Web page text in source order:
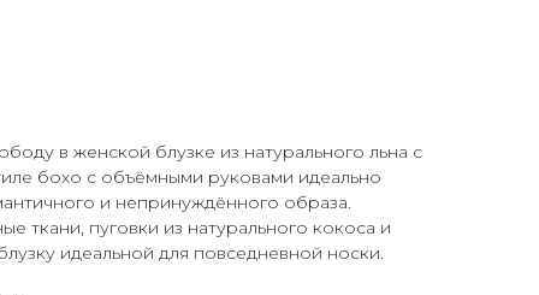
в женской блузке из натурального льна с
бохо с объёмными руковами идеально
и непринуждённого образа.
ткани, пуговки из натурального кокоса и
идеальной для повседневной носки.